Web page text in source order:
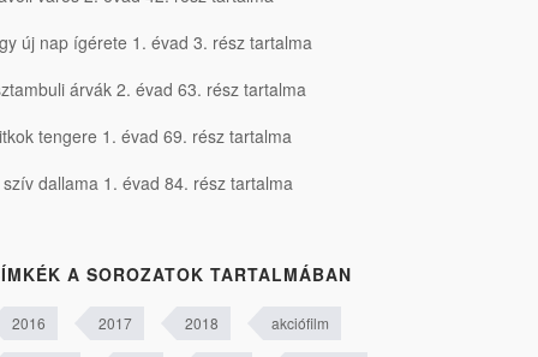
új nap ígérete 1. évad 3. rész tartalma
árvák 2. évad 63. rész tartalma
tengere 1. évad 69. rész tartalma
szív dallama 1. évad 84. rész tartalma
A SOROZATOK TARTALMÁBAN
2016 2017 2018 akciófilm